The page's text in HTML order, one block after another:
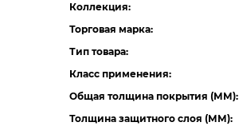
Коллекция:
Торговая марка:
Тип товара:
Класс применения:
Общая толщина покрытия (ММ):
Толщина защитного слоя (ММ):